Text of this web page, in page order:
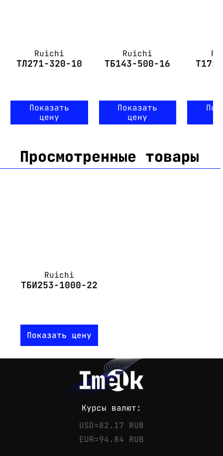
Ruichi
ТЛ271-320-10
Показать
цену
Ruichi
ТБ143-500-16
Показать
цену
Просмотренные товары
Ruichi
ТБИ253-1000-22
Показать цену
Курсы валют:
USD=82.17 RUB
EUR=94.84 RUB